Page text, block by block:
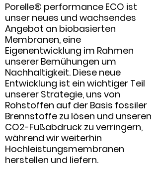
Porelle® performance ECO ist
unser neues und wachsendes
Angebot an biobasierten
Membranen, eine
Eigenentwicklung im Rahmen
unserer Bemühungen um
Nachhaltigkeit. Diese neue
Entwicklung ist ein wichtiger Teil
unserer Strategie, uns von
Rohstoffen auf der Basis fossiler
Brennstoffe zu lösen und unseren
CO2-Fußabdruck zu verringern,
während wir weiterhin
Hochleistungsmembranen
herstellen und liefern.